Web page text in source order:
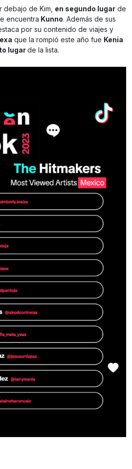
debajo de Kim, en segundo lugar de
encuentra Kunno. Además de sus
por su contenido de viajes y
que la rompió este año fue Kenia
lugarde la lista.